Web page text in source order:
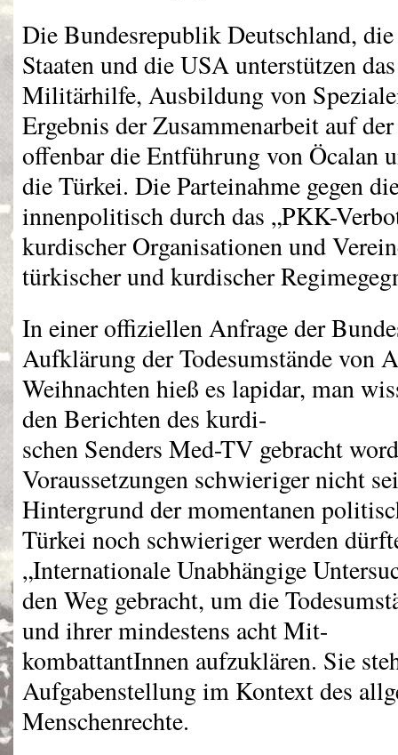
Die Bundesrepublik Deutschland,
Staaten und dieUSAunterstützen
Militärhilfe, Ausbildung von
Ergebnis der Zusammenarbeit auf
offenbar die Entführung von Öcalan
die Türkei. Die Parteinahme gegen
innenpolitisch durch das „PKK-
kurdischer Organisationen und
türkischer und kurdischer
In einer offiziellen Anfrage der
Aufklärung der Todesumstände von
Weihnachten hieß es lapidar, man
den Berichten des kurdi-
schen Senders Med-TV gebracht
Voraussetzungen schwieriger nicht
Hintergrund der momentanen
Türkei noch schwieriger werden
„Internationale Unabhängige
den Weg gebracht, um die
und ihrer mindestens acht Mit-
kombattantInnen aufzuklären. Sie
Aufgabenstellung im Kontext des
Menschenrechte.